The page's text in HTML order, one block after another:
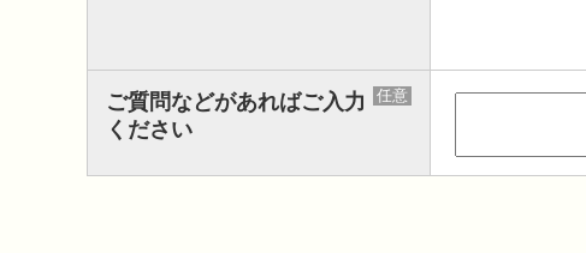
ご質問などがあればご入力
ください
任意